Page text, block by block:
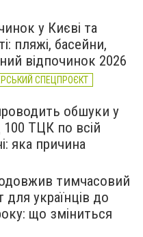
у Києві та
пляжі, басейни,
відпочинок 2026
СПЕЦПРОЄКТ
обшуки у
100 ТЦК по всій
яка причина
тимчасовий
для українців до
що зміниться